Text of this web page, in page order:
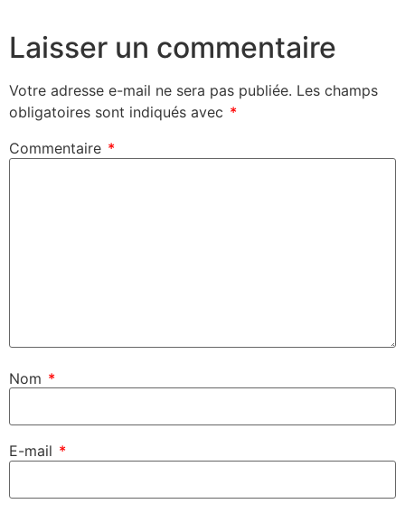
Laisser un commentaire
Votre adresse e-mail ne sera pas publiée. Les champs
obligatoires sont indiqués avec *
Commentaire *
Nom *
E-mail *